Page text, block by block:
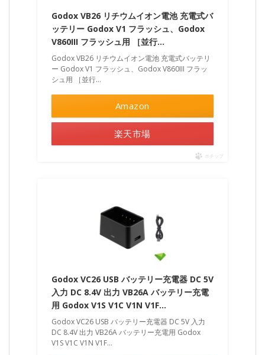
Godox VB26 リチウムイオン電池 充電式バ
ッテリー Godox V1 フラッシュ、Godox
V860III フラッシュ用 ［並行…
Godox VB26 リチウムイオン電池 充電式バッテリ
ー Godox V1 フラッシュ、Godox V860III フラッ
シュ用 ［並行…
Amazon
楽天市場
ポチップ
Godox VC26 USB バッテリー充電器 DC 5V
入力 DC 8.4V 出力 VB26A バッテリー充電
用 Godox V1S V1C V1N V1F…
Godox VC26 USB バッテリー充電器 DC 5V 入力
DC 8.4V 出力 VB26A バッテリー充電用 Godox
V1S V1C V1N V1F…